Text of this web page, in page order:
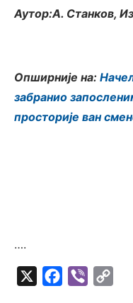
Аутор:А. Станков,
Опширније на:
забранио
просторије ван
….
Facebook
Viber